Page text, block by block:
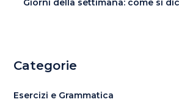
Giorni della settimana: come si
Categorie
Esercizi e Grammatica